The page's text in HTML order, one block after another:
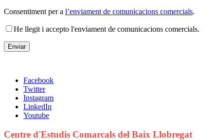
Consentiment per a l’enviament de comunicacions comercials.
He llegit i accepto l'enviament de comunicacions comercials.
Facebook
Twitter
Instagram
LinkedIn
Youtube
Centre d'Estudis Comarcals del Baix Llobregat